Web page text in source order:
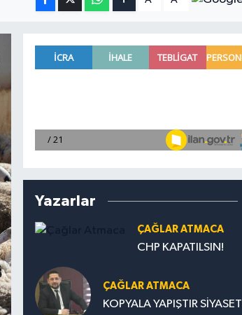
Yazarlar
ÇAĞLAR ATMACA
CHP KAPATILSIN!
ÇAĞLAR ATMACA
KOPYALA YAPIŞTIR SİYASET